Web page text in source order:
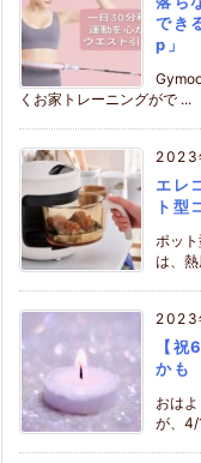
でき
p」
くお家トレーニングがで ...
2023
エレ
ト型
ポッ
は、
2023
【
かも
おは
が、4/